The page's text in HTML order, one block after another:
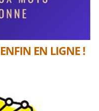
EN LIGNE !